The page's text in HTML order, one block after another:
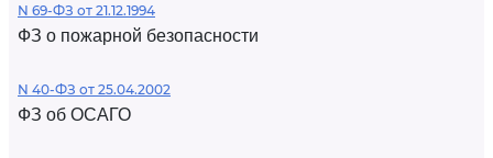
N 69-ФЗ от 21.12.1994
ФЗ о пожарной безопасности
N 40-ФЗ от 25.04.2002
ФЗ об ОСАГО